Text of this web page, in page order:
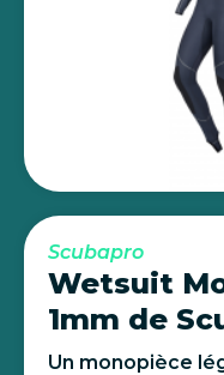
Scubapro
Wetsuit
1mm de
Un monopièce